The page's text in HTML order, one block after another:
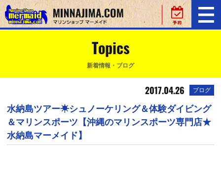
Topics
新着情報・ブログ
2017.04.26 ブログ
水納島ツアー☀シュノーケリング＆体験ダイビング
＆マリンスポーツ【沖縄のマリンスポーツ専門店★
水納島マーメイド】